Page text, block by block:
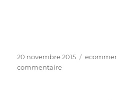
Publié
le
20 novembre 2015
commentairesur